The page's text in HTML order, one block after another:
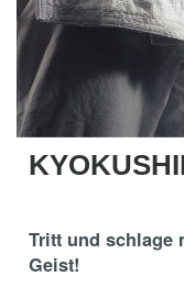
Tritt und schlage
Geist!